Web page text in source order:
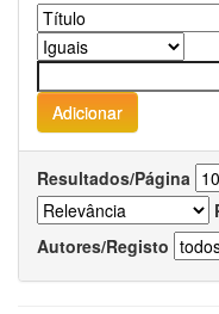
Resultados/Página
Autores/Registo